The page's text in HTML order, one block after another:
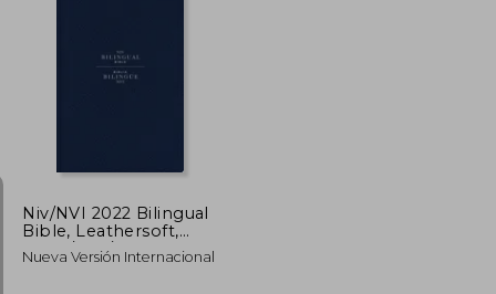
Niv/NVI 2022 Bilingual
Bible, Leathersoft,
Navy / Niv/NVI 2022
Biblia Bilingüe,
Nueva Versión Internacional